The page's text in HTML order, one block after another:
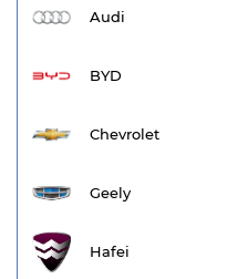
Audi
BYD
Chevrolet
Geely
Hafei